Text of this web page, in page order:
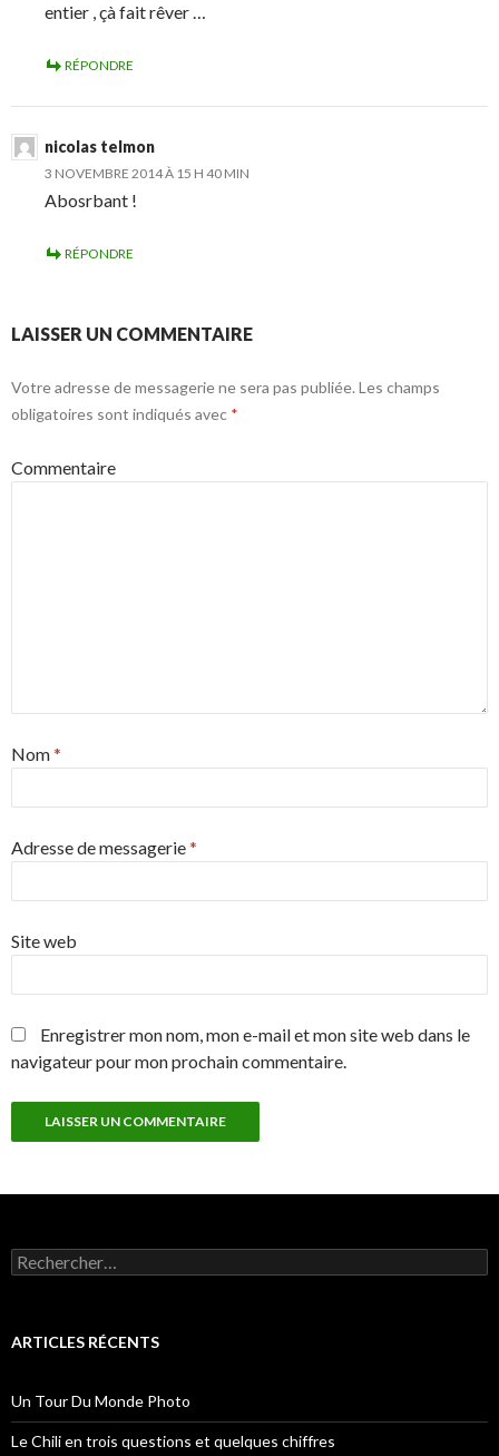
entier , çà fait rêver …
RÉPONDRE
nicolas telmon
3 NOVEMBRE 2014 À 15 H 40 MIN
Abosrbant !
RÉPONDRE
LAISSER UN COMMENTAIRE
Votre adresse de messagerie ne sera pas publiée. Les champs
obligatoires sont indiqués avec *
Commentaire
Nom*
Adresse de messagerie*
Site web
Enregistrer mon nom, mon e-mail et mon site web dans le
navigateur pour mon prochain commentaire.
R
e
e
h
e
r
ARTICLES RÉCENTS
Un Tour Du Monde Photo
Le Chili en trois questions et quelques chiffres